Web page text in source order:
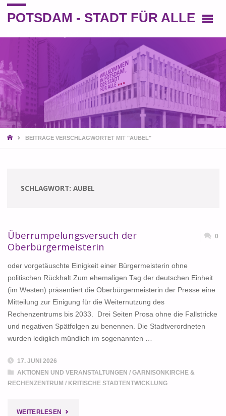
POTSDAM - STADT FÜR ALLE
STARTBEITRÄGE VERSCHLAGWORTET MIT "AUBEL"
SCHLAGWORT: AUBEL
Überrumpelungsversuch der
Oberbürgermeisterin
0
oder vorgetäuschte Einigkeit einer Bürgermeisterin ohne
politischen Rückhalt Zum ehemaligen Tag der deutschen Einheit
(im Westen) präsentiert die Oberbürgermeisterin der Presse eine
Mitteilung zur Einigung für die Weiternutzung des
Rechenzentrums bis 2033. Drei Seiten Prosa ohne die Fallstricke
und negativen Spätfolgen zu benennen. Die Stadtverordneten
wurden lediglich mündlich im sogenannten …
17. JUNI 2026
AKTIONEN UND VERANSTALTUNGEN / GARNISONKIRCHE &
RECHENZENTRUM / KRITISCHE STADTENTWICKLUNG
WEITERLESEN "ÜBERRUMPELUNGSVERSUCH